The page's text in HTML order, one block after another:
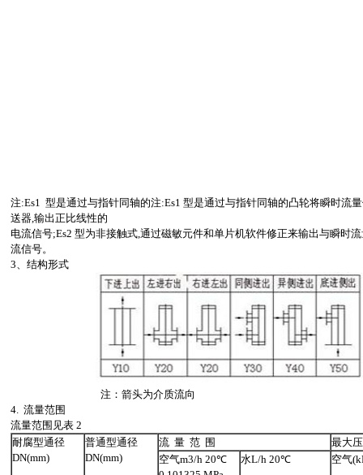
注:Es1 型是通过与指针同轴的注:Es1 型是通过与指针同轴的凸轮将瞬时流
送器,输出正比线性的
电流信号;Es2 型为非接触式,通过磁敏元件和单片机软件修正来输出与瞬时
流信号。
3、结构形式
注：箭头为介质流向
4. 流量范围
流量范围见表 2
耐腐型通径
DN(mm)
普通型通径
DN(mm)
流 量 范 围
最大
空气m3/h 20℃
水L/h 20℃ 空气